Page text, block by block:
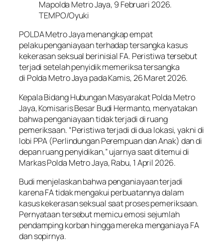
Mapolda Metro Jaya, 9 Februari 2026.
TEMPO/Oyuki
POLDA Metro Jaya menangkap empat
pelaku penganiayaan terhadap tersangka kasus
kekerasan seksual berinisial FA. Peristiwa tersebut
terjadi setelah penyidik memeriksa tersangka
di Polda Metro Jaya pada Kamis, 26 Maret 2026.
Kepala Bidang Hubungan Masyarakat Polda Metro
Jaya, Komisaris Besar Budi Hermanto, menyatakan
bahwa penganiayaan tidak terjadi di ruang
pemeriksaan. “Peristiwa terjadi di dua lokasi, yakni di
lobi PPA (Perlindungan Perempuan dan Anak) dan di
depan ruang penyidikan,” ujarnya saat ditemui di
Markas Polda Metro Jaya, Rabu, 1 April 2026.
Budi menjelaskan bahwa penganiayaan terjadi
karena FA tidak mengakui perbuatannya dalam
kasus kekerasan seksual saat proses pemeriksaan.
Pernyataan tersebut memicu emosi sejumlah
pendamping korban hingga mereka menganiaya FA
dan sopirnya.